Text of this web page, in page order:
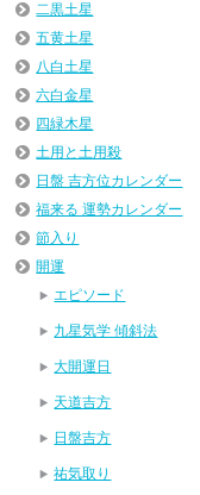
二黒土星
五黄土星
八白土星
六白金星
四緑木星
土用と土用殺
日盤 吉方位カレンダー
福来る 運勢カレンダー
節入り
開運
エピソード
九星気学 傾斜法
大開運日
天道吉方
日盤吉方
祐気取り